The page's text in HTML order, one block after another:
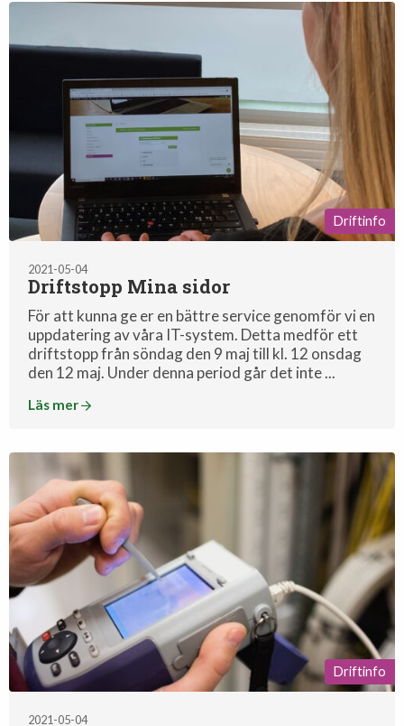
Driftinfo
2021-05-04
Driftstopp Mina sidor
För att kunna ge er en bättre service genomför vi en
uppdatering av våra IT-system. Detta medför ett
driftstopp från söndag den 9 maj till kl. 12 onsdag
den 12 maj. Under denna period går det inte ...
Läs mer
Driftinfo
2021-05-04